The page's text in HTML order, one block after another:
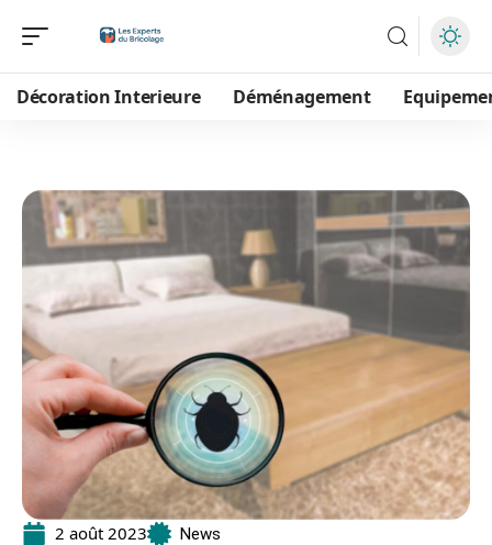
Décoration Interieure Déménagement
2 août 2023 News